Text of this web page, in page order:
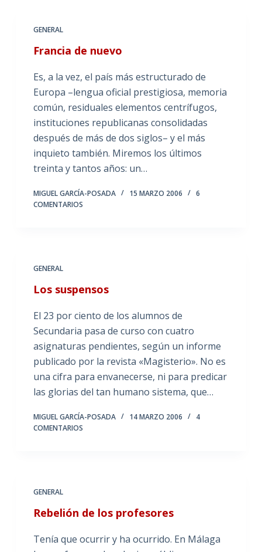
GENERAL
Francia de nuevo
Es, a la vez, el país más estructurado de
Europa –lengua oficial prestigiosa, memoria
común, residuales elementos centrífugos,
instituciones republicanas consolidadas
después de más de dos siglos– y el más
inquieto también. Miremos los últimos
treinta y tantos años: un…
MIGUEL GARCÍA-POSADA 15 MARZO 2006
6
COMENTARIOS
GENERAL
Los suspensos
El 23 por ciento de los alumnos de
Secundaria pasa de curso con cuatro
asignaturas pendientes, según un informe
publicado por la revista «Magisterio». No es
una cifra para envanecerse, ni para predicar
las glorias del tan humano sistema, que…
MIGUEL GARCÍA-POSADA 14 MARZO 2006
4
COMENTARIOS
GENERAL
Rebelión de los profesores
Tenía que ocurrir y ha ocurrido. En Málaga